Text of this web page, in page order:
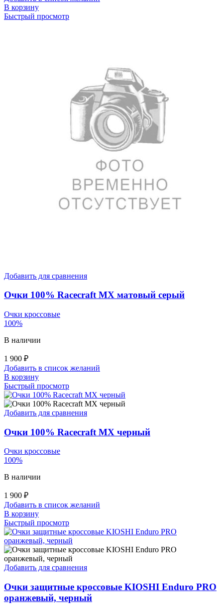
В корзину
Быстрый просмотр
Добавить для сравнения
Очки 100% Racecraft MX матовый серый
Очки кроссовые
100%
В наличии
1 900 ₽
Добавить в список желаний
В корзину
Быстрый просмотр
Добавить для сравнения
Очки 100% Racecraft MX черный
Очки кроссовые
100%
В наличии
1 900 ₽
Добавить в список желаний
В корзину
Быстрый просмотр
Добавить для сравнения
Очки защитные кроссовые KIOSHI Enduro PRO
оранжевый, черный